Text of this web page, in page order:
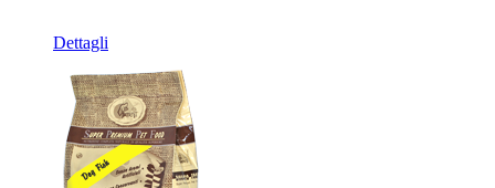
Dettagli